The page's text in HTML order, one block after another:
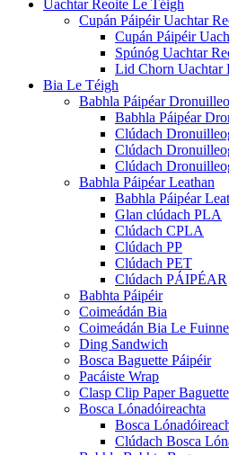
Uachtar Reoite Le Téigh
Cupán Páipéir Uachtar
Cupán Páipéir
Spúnóg Uachtar
Lid Chorn Uachtar
Bia Le Téigh
Babhla Páipéar
Babhla Páipéar
Clúdach
Clúdach
Clúdach
Babhla Páipéar Leathan
Babhla Páipéar
Glan clúdach PLA
Clúdach CPLA
Clúdach PP
Clúdach PET
Clúdach PÁIPÉAR
Babhta Páipéir
Coimeádán Bia
Coimeádán Bia Le
Ding Sandwich
Bosca Baguette Páipéir
Pacáiste Wrap
Clasp Clip Paper
Bosca Lónadóireachta
Bosca
Clúdach Bosca